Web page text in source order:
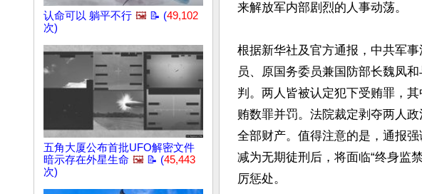
认命可以 躺平不行 🖼️ 📝 (49,102
次)
五角大厦公布首批UFO解密文件
暗示存在外星生命 🖼️ 📝 (45,443
次)
来解放军内部剧烈的人事动荡。
根据新华社及官方通报，中共军
员、原国务委员兼国防部长魏凤
判。两人皆被认定犯下受贿罪，
贿数罪并罚。法院裁定剥夺两人
全部财产。值得注意的是，通报
减为无期徒刑后，将面临“终身监
厉惩处。